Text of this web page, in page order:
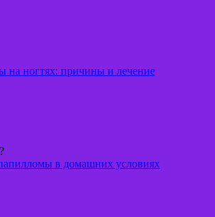
на ногтях: причины и лечение
в домашних условиях